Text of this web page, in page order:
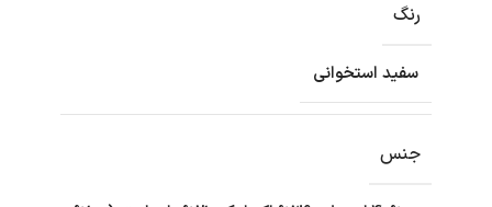
رنگ
سفید استخوانی
جنس